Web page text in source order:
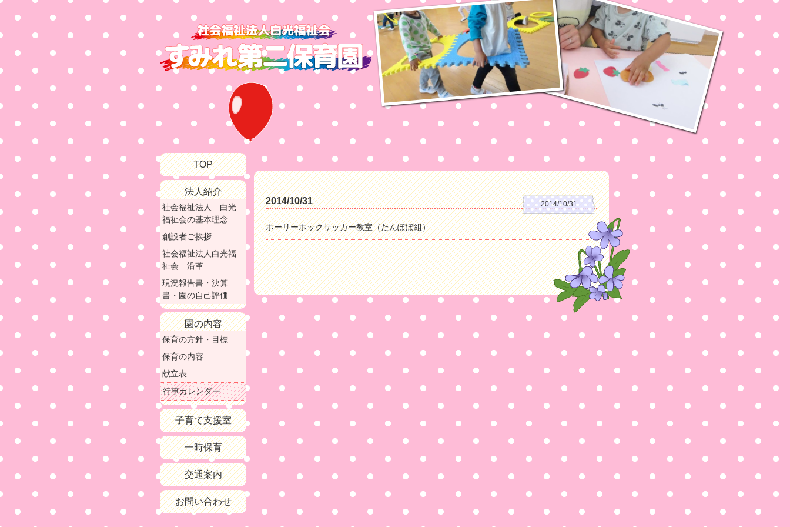
2014/10/31
2014/10/31
ホーリーホックサッカー教室（たんぽぽ組）
TOP
法人紹介
社会福祉法人 白光
福祉会の基本理念
創設者ご挨拶
社会福祉法人白光福
祉会 沿革
現況報告書・決算
書・園の自己評価
園の内容
保育の方針・目標
保育の内容
献立表
行事カレンダー
子育て支援室
一時保育
交通案内
お問い合わせ